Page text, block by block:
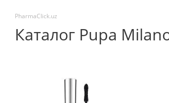
PharmaСlick.uz
Каталог Pupa